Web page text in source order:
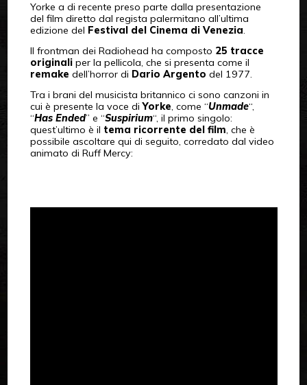
Yorke a di recente preso parte dalla presentazione
del film diretto dal regista palermitano all’ultima
edizione del Festival del Cinema di Venezia.
Il frontman dei Radiohead ha composto 25 tracce
originaliper la pellicola, che si presenta come il
remake dell’horror di Dario Argento del 1977.
Tra i brani del musicista britannico ci sono canzoni in
cui è presente la voce diYorke, come “Unmade“,
“Has Ended” e “Suspirium“, il primo singolo:
quest’ultimo è il tema ricorrente del film, che è
possibile ascoltare qui di seguito, corredato dal video
animato di Ruff Mercy: